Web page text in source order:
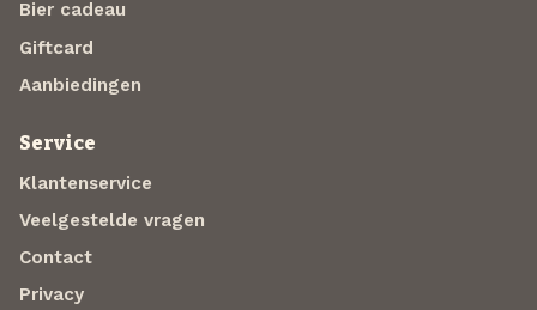
Bier cadeau
Giftcard
Aanbiedingen
Service
Klantenservice
Veelgestelde vragen
Contact
Privacy